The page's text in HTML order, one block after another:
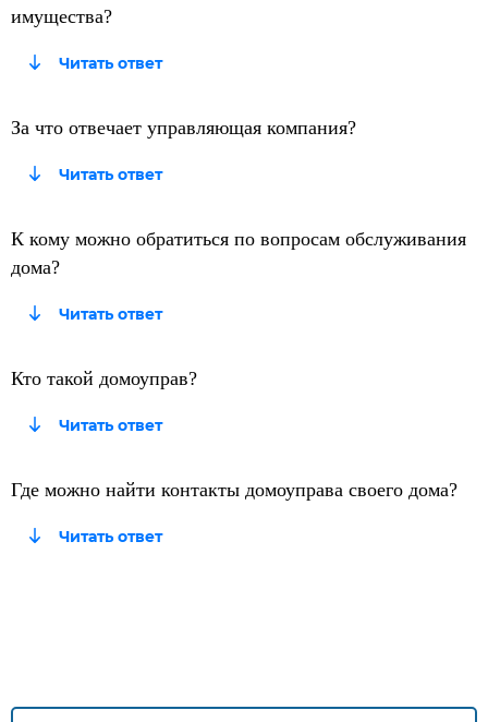
имущества?
За что отвечает управляющая компания?
К кому можно обратиться по вопросам обслуживания
дома?
Кто такой домоуправ?
Где можно найти контакты домоуправа своего дома?